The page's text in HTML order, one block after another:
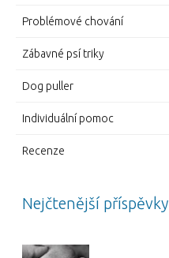
Problémové chování
Zábavné psí triky
Dog puller
Individuální pomoc
Recenze
Nejčtenější příspěvky